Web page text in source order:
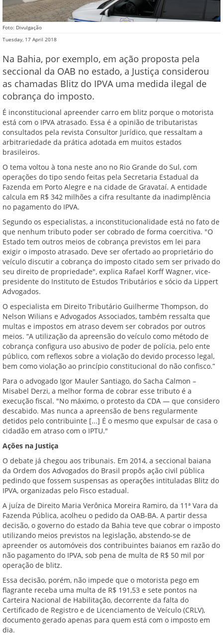
Foto: Divulgação
Tuesday, 17 April 2018
Na Bahia, por exemplo, em ação proposta pela
seccional da OAB no estado, a Justiça considerou
as chamadas Blitz do IPVA uma medida ilegal de
cobrança do imposto.
É inconstitucional apreender carro em blitz porque o motorista
está com o IPVA atrasado. Essa é a opinião de tributaristas
consultados pela revista Consultor Jurídico, que ressaltam a
arbitrariedade da prática adotada em muitos estados
brasileiros.
O tema voltou à tona neste ano no Rio Grande do Sul, com
operações do tipo sendo feitas pela Secretaria Estadual da
Fazenda em Porto Alegre e na cidade de Gravataí. A entidade
calcula em R$ 342 milhões a cifra resultante da inadimplência
no pagamento do IPVA.
Segundo os especialistas, a inconstitucionalidade está no fato de
que nenhum tributo poder ser cobrado de forma coercitiva. "O
Estado tem outros meios de cobrança previstos em lei para
exigir o imposto atrasado. Deve ser ofertado ao proprietário do
veículo discutir a cobrança do imposto citado sem ser privado do
seu direito de propriedade", explica Rafael Korff Wagner, vice-
presidente do Instituto de Estudos Tributários e sócio da Lippert
Advogados.
O especialista em Direito Tributário Guilherme Thompson, do
Nelson Wilians e Advogados Associados, também ressalta que
multas e impostos em atraso devem ser cobrados por outros
meios. “A utilização da apreensão do veículo como método de
cobrança configura uso abusivo de poder de polícia, pelo ente
público, com reflexos sobre a violação do devido processo legal,
bem como violação ao princípio constitucional do não confisco.”
Para o advogado Igor Mauler Santiago, do Sacha Calmon –
Misabel Derzi, a melhor forma de cobrar esse tributo é a
execução fiscal. "No máximo, o protesto da CDA — que considero
descabido. Mas nunca a apreensão de bens regularmente
detidos pelo contribuinte [...] É o mesmo que expulsar de casa o
cidadão em atraso com o IPTU."
Ações na Justiça
O debate já chegou aos tribunais. Em 2014, a seccional baiana
da Ordem dos Advogados do Brasil propôs ação civil pública
pedindo que fossem suspensas as operações intituladas Blitz do
IPVA, organizadas pelo Fisco estadual.
A juíza de Direito Maria Verônica Moreira Ramiro, da 11ª Vara da
Fazenda Pública, acolheu o pedido da OAB-BA. A partir dessa
decisão, o governo do estado da Bahia teve que cobrar o imposto
utilizando meios previstos na legislação, abstendo-se de
apreender os automóveis dos contribuintes baianos em razão do
não pagamento do IPVA, sob pena de multa de R$ 50 mil por
operação de blitz.
Essa decisão, porém, não impede que o motorista pego em
flagrante receba uma multa de R$ 191,53 e sete pontos na
Carteira Nacional de Habilitação, decorrente da falta do
Certificado de Registro e de Licenciamento de Veículo (CRLV),
documento gerado apenas para quem está com o imposto em
dia.